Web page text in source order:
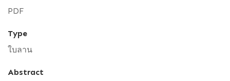
PDF
Type
ใบลาน
Abstract